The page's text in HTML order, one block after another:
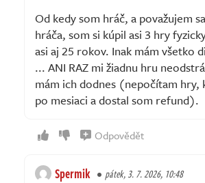
Od kedy som hráč, a považujem
hráča, som si kúpil asi 3 hry
asi aj 25 rokov. Inak mám všetko
... ANI RAZ mi žiadnu hru
mám ich dodnes (nepočítam hry,
po mesiaci a dostal som refund).
Odpovědět
Spermik pátek, 3. 7. 2026, 10:48